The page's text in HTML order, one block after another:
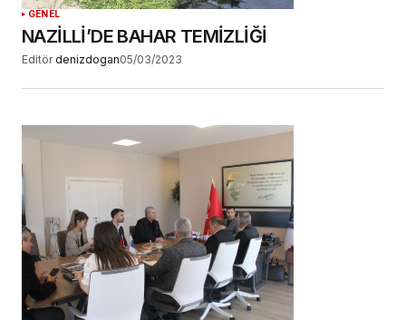
GENEL
NAZİLLİ’DE BAHAR TEMİZLİĞİ
Editör denizdogan05/03/2023